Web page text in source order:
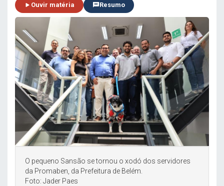
Ouvir matéria Resumo
O pequeno Sansão se tornou o xodó dos servidores
da Promaben, da Prefeitura de Belém.
Foto: Jader Paes